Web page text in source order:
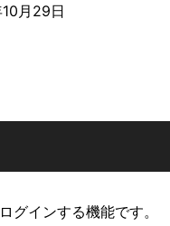
月29日
グインする機能です。